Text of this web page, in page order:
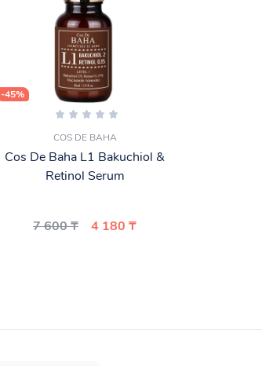
-45%
COS DE BAHA
Cos De Baha L1 Bakuchiol &
Retinol Serum
7 600 ₸ 4 180 ₸